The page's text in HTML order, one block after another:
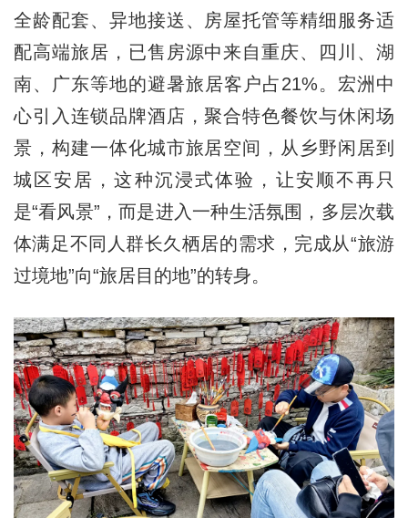
全龄配套、异地接送、房屋托管等精细服务适
配高端旅居，已售房源中来自重庆、四川、湖
南、广东等地的避暑旅居客户占21%。宏洲中
心引入连锁品牌酒店，聚合特色餐饮与休闲场
景，构建一体化城市旅居空间，从乡野闲居到
城区安居，这种沉浸式体验，让安顺不再只
是“看风景”，而是进入一种生活氛围，多层次载
体满足不同人群长久栖居的需求，完成从“旅游
过境地”向“旅居目的地”的转身。